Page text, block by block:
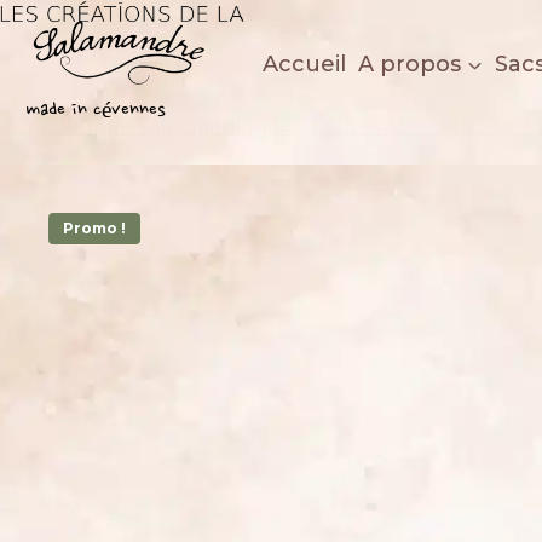
Aller
contenu
Les créations de la salamandre
made in cévennes
Accueil A propos
Echoppe salamandingue
Promo !